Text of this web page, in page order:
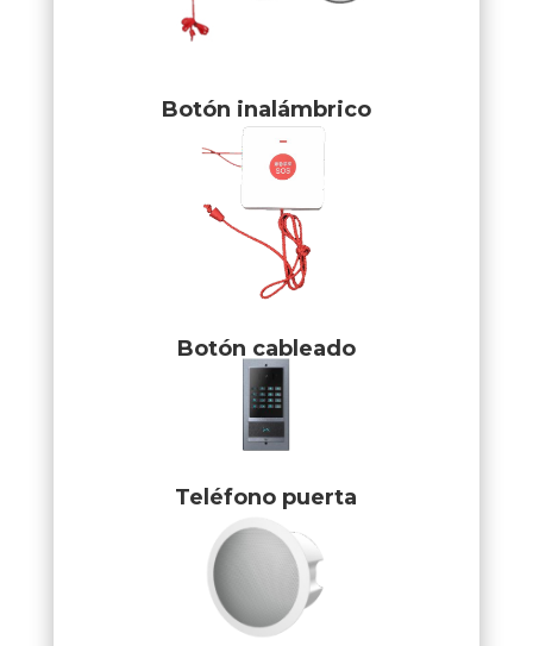
Botón inalámbrico
Botón cableado
Teléfono puerta